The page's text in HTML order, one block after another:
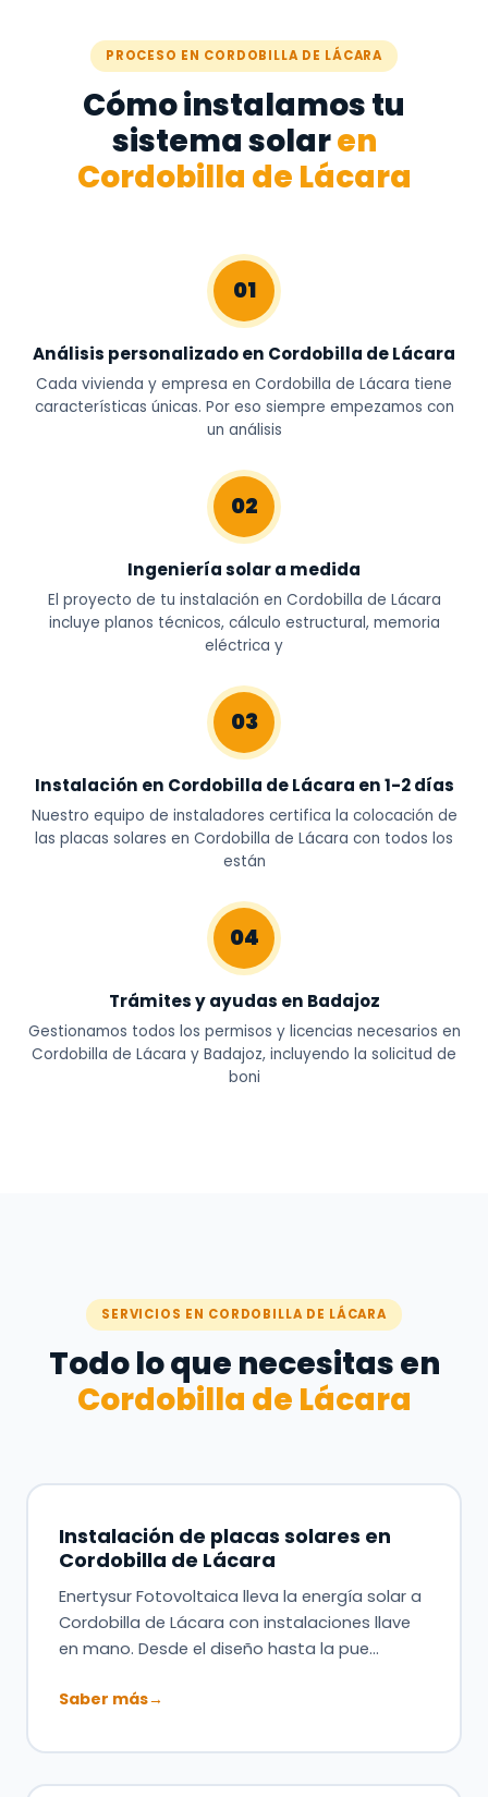
PROCESO EN CORDOBILLA DE LÁCARA
Cómo instalamos tu
sistema solaren
Cordobilla de Lácara
01
Análisis personalizado en Cordobilla de Lácara
Cada vivienda y empresa en Cordobilla de Lácara tiene
características únicas. Por eso siempre empezamos con
un análisis
02
Ingeniería solar a medida
El proyecto de tu instalación en Cordobilla de Lácara
incluye planos técnicos, cálculo estructural, memoria
eléctrica y
03
Instalación en Cordobilla de Lácara en 1-2 días
Nuestro equipo de instaladores certifica la colocación de
las placas solares en Cordobilla de Lácara con todos los
están
04
Trámites y ayudas en Badajoz
Gestionamos todos los permisos y licencias necesarios en
Cordobilla de Lácara y Badajoz, incluyendo la solicitud de
boni
SERVICIOS EN CORDOBILLA DE LÁCARA
Todo lo que necesitas en
Cordobilla de Lácara
Instalación de placas solares en
Cordobilla de Lácara
Enertysur Fotovoltaica lleva la energía solar a
Cordobilla de Lácara con instalaciones llave
en mano. Desde el diseño hasta la pue…
Saber más→